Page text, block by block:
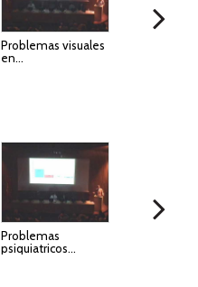
Problemas visuales
en...
Problemas
psiquiatricos...